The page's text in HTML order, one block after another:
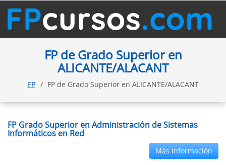
FP de Grado Superior en
ALICANTE/ALACANT
FP FP de Grado Superior en ALICANTE/ALACANT
FP Grado Superior en Administración de Sistemas
Informáticos en Red
Más Información